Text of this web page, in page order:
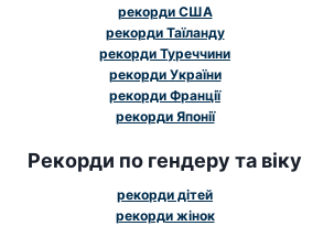
рекорди США
рекорди Таїланду
рекорди Туреччини
рекорди України
рекорди Франції
рекорди Японії
Рекорди по гендеру та віку
рекорди дітей
рекорди жінок